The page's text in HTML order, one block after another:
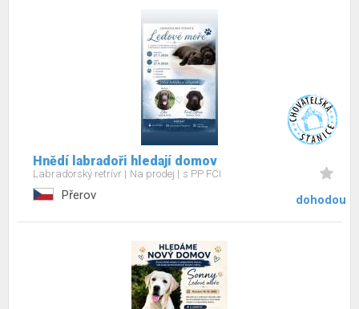
Hnědí labradoři hledají domov
Labradorský retrívr Na prodej s PP FCI
Přerov dohodou